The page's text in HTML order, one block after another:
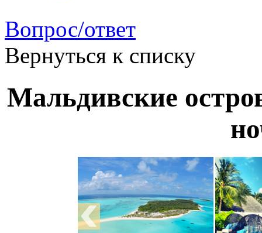
Вопрос/ответ
Вернуться к списку
Мальдивские